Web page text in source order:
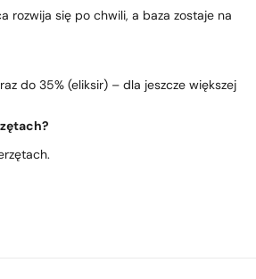
rozwija się po chwili, a baza zostaje na
do 35% (eliksir) – dla jeszcze większej